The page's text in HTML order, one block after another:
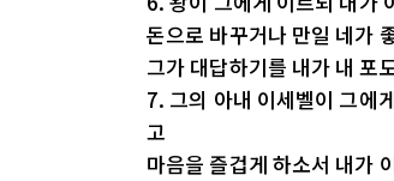
돈으로 바꾸거나 만일 네가
그가 대답하기를 내가 내 포
7. 그의 아내 이세벨이 그에
고
마음을 즐겁게 하소서 내가